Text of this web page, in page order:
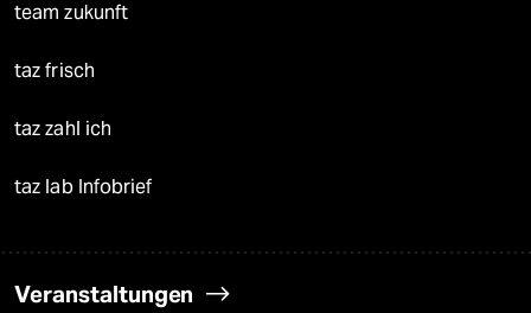
team zukunft
taz frisch
taz zahl ich
taz lab Infobrief
Veranstaltungen